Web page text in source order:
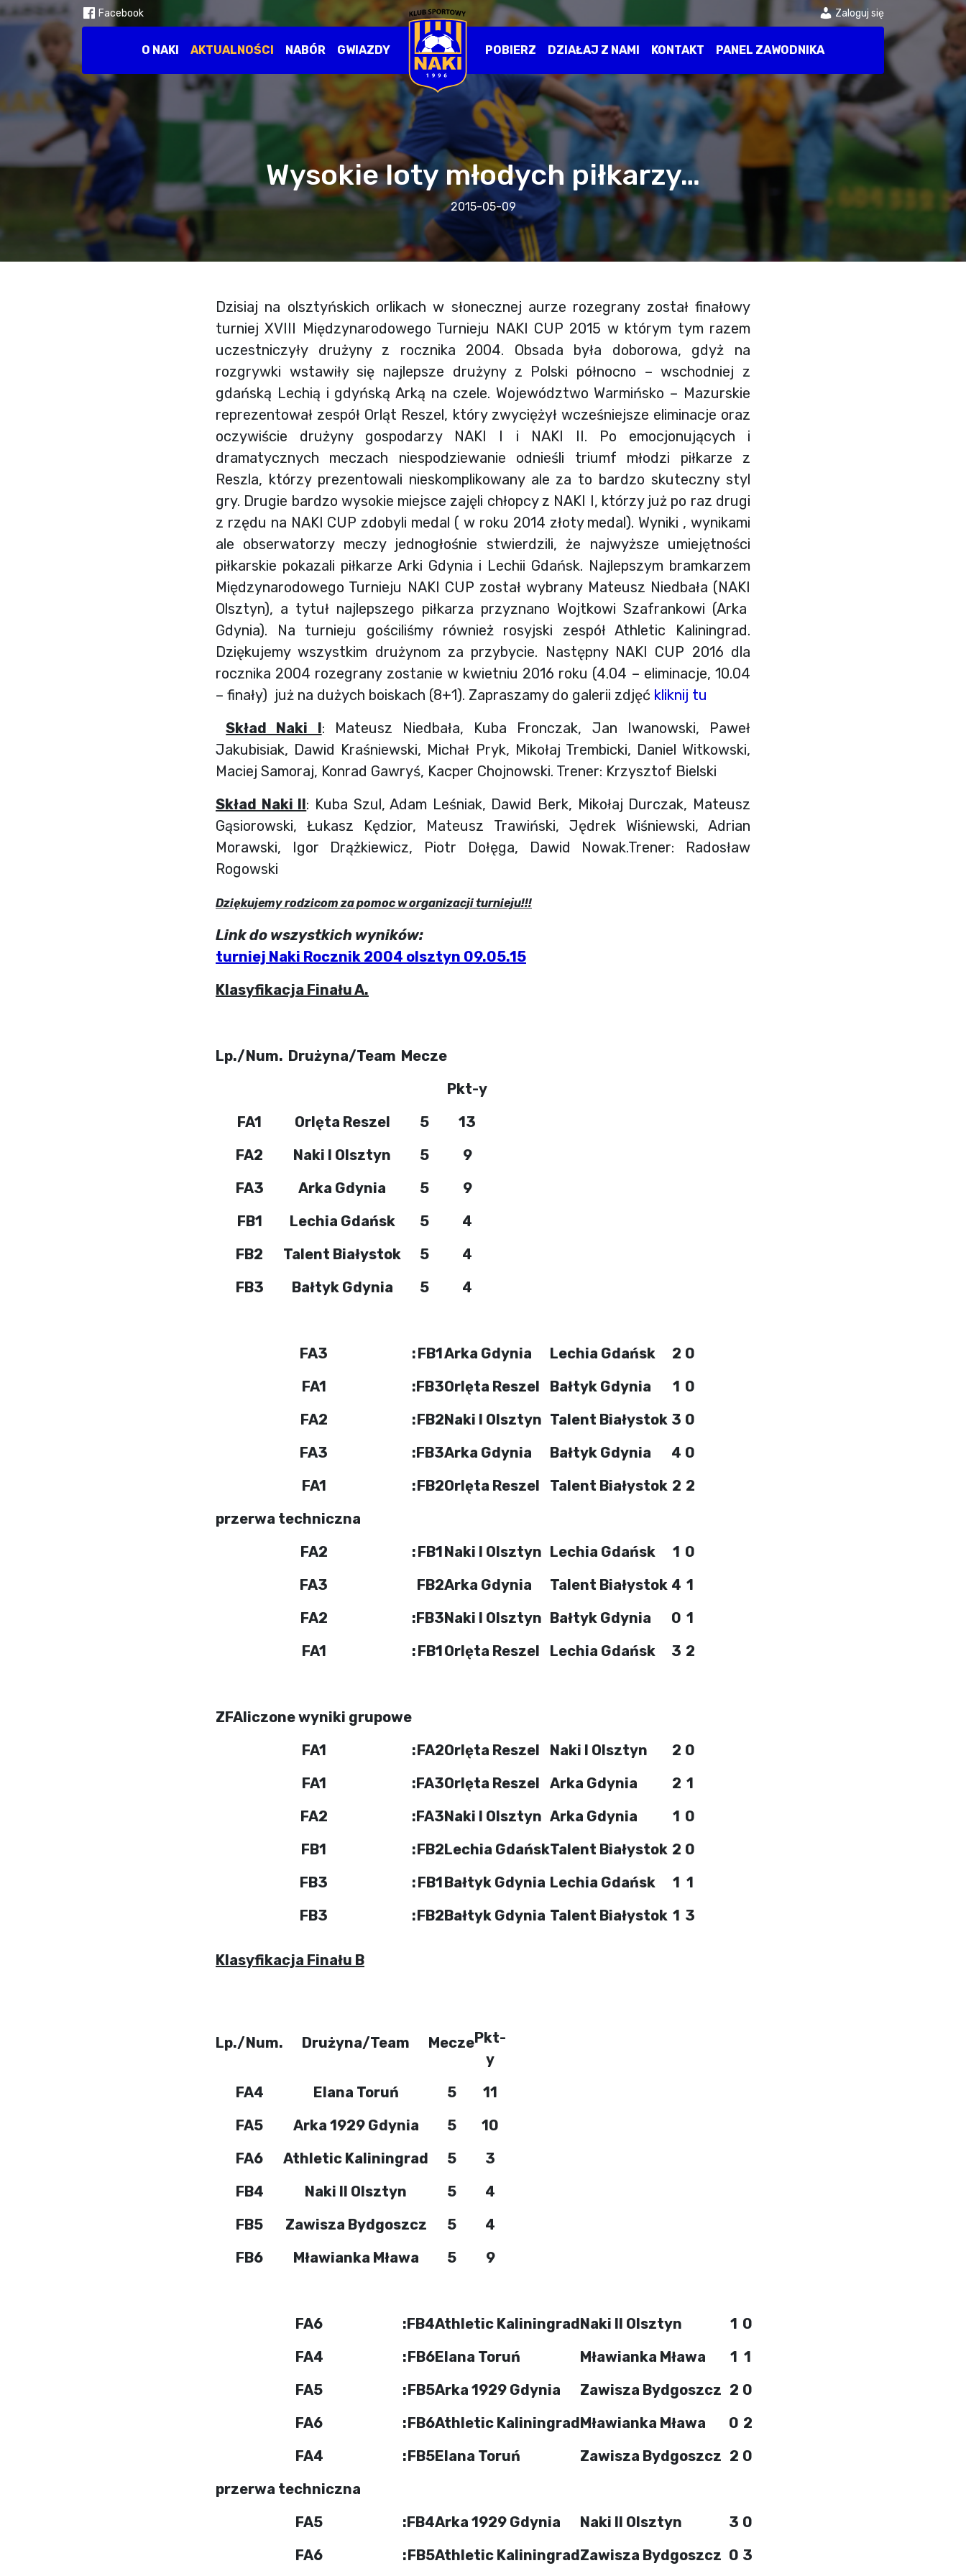
Facebook Zaloguj się
O NAKI AKTUALNOŚCI NABÓR GWIAZDY POBIERZ DZIAŁAJ Z NAMI KONTAKT PANEL ZAWODNIKA
Wysokie loty młodych piłkarzy…
2015-05-09
Dzisiaj na olsztyńskich orlikach w słonecznej aurze rozegrany został finałowy
turniej XVIII Międzynarodowego Turnieju NAKI CUP 2015 w którym tym razem
uczestniczyły drużyny z rocznika 2004. Obsada była doborowa, gdyż na
rozgrywki wstawiły się najlepsze drużyny z Polski północno – wschodniej z
gdańską Lechią i gdyńską Arką na czele. Województwo Warmińsko – Mazurskie
reprezentował zespół Orląt Reszel, który zwyciężył wcześniejsze eliminacje oraz
oczywiście drużyny gospodarzy NAKI I i NAKI II. Po emocjonujących i
dramatycznych meczach niespodziewanie odnieśli triumf młodzi piłkarze z
Reszla, którzy prezentowali nieskomplikowany ale za to bardzo skuteczny styl
gry. Drugie bardzo wysokie miejsce zajęli chłopcy z NAKI I, którzy już po raz drugi
z rzędu na NAKI CUP zdobyli medal ( w roku 2014 złoty medal). Wyniki , wynikami
ale obserwatorzy meczy jednogłośnie stwierdzili, że najwyższe umiejętności
piłkarskie pokazali piłkarze Arki Gdynia i Lechii Gdańsk. Najlepszym bramkarzem
Międzynarodowego Turnieju NAKI CUP został wybrany Mateusz Niedbała (NAKI
Olsztyn), a tytuł najlepszego piłkarza przyznano Wojtkowi Szafrankowi (Arka
Gdynia). Na turnieju gościliśmy również rosyjski zespół Athletic Kaliningrad.
Dziękujemy wszystkim drużynom za przybycie. Następny NAKI CUP 2016 dla
rocznika 2004 rozegrany zostanie w kwietniu 2016 roku (4.04 – eliminacje, 10.04
– finały) już na dużych boiskach (8+1). Zapraszamy do galerii zdjęć kliknij tu
Skład Naki I: Mateusz Niedbała, Kuba Fronczak, Jan Iwanowski, Paweł
Jakubisiak, Dawid Kraśniewski, Michał Pryk, Mikołaj Trembicki, Daniel Witkowski,
Maciej Samoraj, Konrad Gawryś, Kacper Chojnowski. Trener: Krzysztof Bielski
Skład Naki II: Kuba Szul, Adam Leśniak, Dawid Berk, Mikołaj Durczak, Mateusz
Gąsiorowski, Łukasz Kędzior, Mateusz Trawiński, Jędrek Wiśniewski, Adrian
Morawski, Igor Drążkiewicz, Piotr Dołęga, Dawid Nowak.Trener: Radosław
Rogowski
Dziękujemy rodzicom za pomoc w organizacji turnieju!!!
Link do wszystkich wyników:
turniej Naki Rocznik 2004 olsztyn 09.05.15
Klasyfikacja Finału A.
Lp./Num. Drużyna/Team Mecze
Pkt-y
FA1
Orlęta Reszel 5
13
FA2
Naki I Olsztyn 5
9
FA3
Arka Gdynia 5
9
FB1
Lechia Gdańsk 5
4
FB2
Talent Białystok 5
4
FB3
Bałtyk Gdynia 5 4
FA3 :FB1Arka Gdynia Lechia Gdańsk 2 0
FA1
:FB3Orlęta Reszel Bałtyk Gdynia 1 0
FA2
:FB2Naki I Olsztyn Talent Białystok 3 0
FA3
:FB3Arka Gdynia Bałtyk Gdynia 4 0
FA1
:FB2Orlęta Reszel Talent Białystok 2 2
przerwa techniczna
FA2
:FB1Naki I Olsztyn Lechia Gdańsk 1 0
FA3
FB2Arka Gdynia Talent Białystok 4 1
FA2
:FB3Naki I Olsztyn Bałtyk Gdynia 0 1
FA1
:FB1Orlęta Reszel Lechia Gdańsk 3 2
ZFAliczone wyniki grupowe
FA1
:FA2Orlęta Reszel Naki I Olsztyn 2 0
FA1
:FA3Orlęta Reszel Arka Gdynia 2 1
FA2
:FA3Naki I Olsztyn Arka Gdynia 1 0
FB1
:FB2Lechia GdańskTalent Białystok 2 0
FB3
:FB1Bałtyk Gdynia Lechia Gdańsk 1 1
FB3
:FB2Bałtyk Gdynia Talent Białystok 1 3
Klasyfikacja Finału B
Lp./Num. Drużyna/Team MeczePkt-
y
FA4
Elana Toruń 5
11
FA5
Arka 1929 Gdynia 5
10
FA6
Athletic Kaliningrad 5
3
FB4
Naki II Olsztyn 5
4
FB5
Zawisza Bydgoszcz 5
4
FB6
Mławianka Mława 5 9
FA6 :FB4Athletic KaliningradNaki II Olsztyn 1 0
FA4
:FB6Elana Toruń Mławianka Mława 1 1
FA5
:FB5Arka 1929 Gdynia Zawisza Bydgoszcz 2 0
FA6
:FB6Athletic KaliningradMławianka Mława 0 2
FA4
:FB5Elana Toruń Zawisza Bydgoszcz 2 0
przerwa techniczna
FA5
:FB4Arka 1929 Gdynia Naki II Olsztyn 3 0
FA6
:FB5Athletic KaliningradZawisza Bydgoszcz 0 3